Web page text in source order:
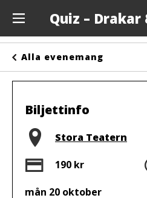
Quiz –
Anslagstavlan
Arrangörer
Kontakta oss
Om oss
Alla evenemang
Biljettinfo
Plats
Stora Teatern
Pris
190 kr
mån 20 oktober